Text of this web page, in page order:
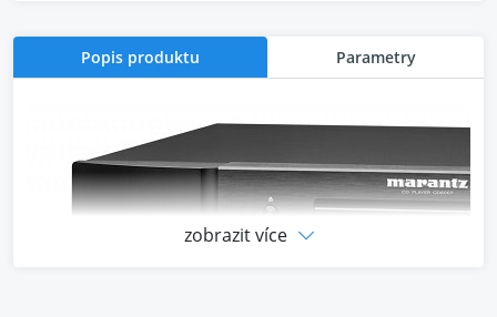
Popis produktu Parametry
zobrazit více